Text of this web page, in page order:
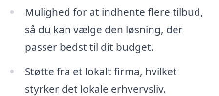
Mulighed for at indhente flere tilbud,
så du kan vælge den løsning, der
passer bedst til dit budget.
Støtte fra et lokalt firma, hvilket
styrker det lokale erhvervsliv.